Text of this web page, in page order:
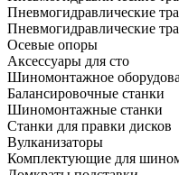
Пневмогидравлические
Пневмогидравлические
Осевые опоры
Аксессуары для сто
Шиномонтажное
Балансировочные станки
Шиномонтажные станки
Станки для правки дисков
Вулканизаторы
Комплектующие для